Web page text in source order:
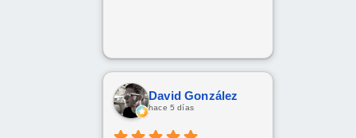
David González
hace 5 días